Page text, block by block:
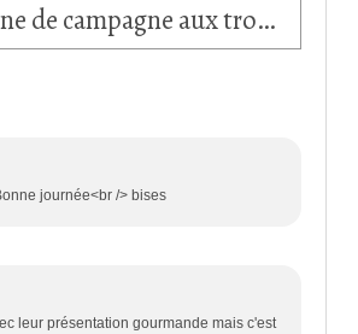
Terrine de campagne aux trompettes de la mort
journée<br /> bises
leur présentation gourmande mais c'est